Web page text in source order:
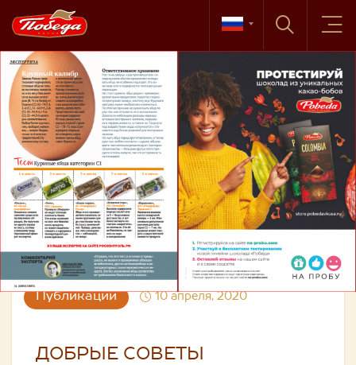
Публикации 10 апреля, 2020
ДОБРЫЕ СОВЕТЫ